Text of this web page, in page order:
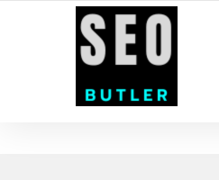
YOUR LOCAL DIGITAL